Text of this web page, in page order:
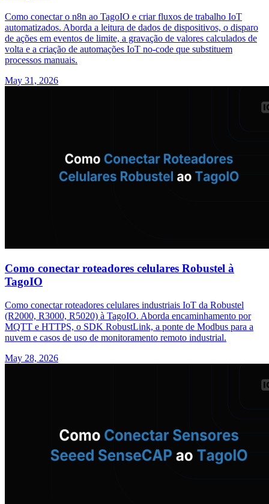
Como conectar o n8n ao TagoIO e criar fluxos de trabalho IoT
automatizados. Aborda a leitura de dados de dispositivos, o disparo
de ações em eventos de limite, a gravação de valores calculados de
volta e a criação de automações IoT no-code que substituem
processos manuais.
May 31, 2026
Como conectar roteadores celulares Robustel à
TagoIO
Como conectar roteadores celulares industriais IoT da Robustel
(R2000, R3000, R5020) à TagoIO. Aborda encaminhamento por
MQTT e HTTPS, o SDK RobustLink, a ponte de Modbus para a
nuvem e casos de uso de monitoramento remoto industrial.
May 28, 2026